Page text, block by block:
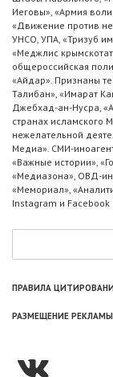
Иеговы», «Армия
«Движение против
УНСО, УПА, «Тризуб
«Меджлис
общероссийская
«Айдар». Признаны
Талибан», «Имарат
Джебхад-ан-Нусра,
странах исламского
нежелательной
Медиа». СМИ-
«Важные истории»,
«Медиазона», ОВД-
«Мемориал»,
Instagram и
ПРАВИЛА
РАЗМЕЩЕНИЕ РЕКЛАМЫ